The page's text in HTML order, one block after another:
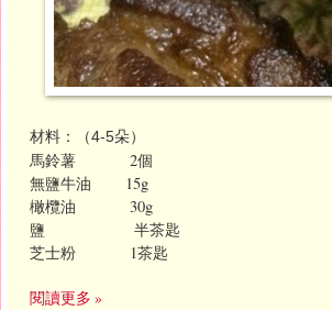
材料：（4-5朵）
馬鈴薯 2個
無鹽牛油 15g
橄欖油 30g
鹽 半茶匙
芝士粉 1茶匙
閱讀更多 »